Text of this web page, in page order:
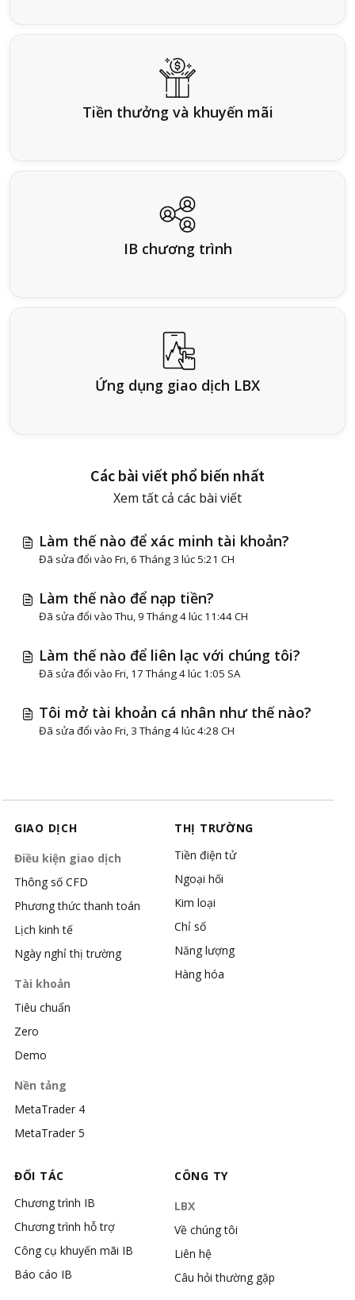
Tiền thưởng và khuyến mãi
IB chương trình
Ứng dụng giao dịch LBX
Các bài viết phổ biến nhất
Xem tất cả các bài viết
Làm thế nào để xác minh tài khoản?
Đã sửa đổi vào Fri, 6 Tháng 3 lúc 5:21 CH
Làm thế nào để nạp tiền?
Đã sửa đổi vào Thu, 9 Tháng 4 lúc 11:44 CH
Làm thế nào để liên lạc với chúng tôi?
Đã sửa đổi vào Fri, 17 Tháng 4 lúc 1:05 SA
Tôi mở tài khoản cá nhân như thế nào?
Đã sửa đổi vào Fri, 3 Tháng 4 lúc 4:28 CH
GIAO DỊCH
Điều kiện giao dịch
Thông số CFD
Phương thức thanh toán
Lịch kinh tế
Ngày nghỉ thị trường
Tài khoản
Tiêu chuẩn
Zero
Demo
Nền tảng
MetaTrader 4
MetaTrader 5
THỊ TRƯỜNG
Tiền điện tử
Ngoại hối
Kim loại
Chỉ số
Năng lượng
Hàng hóa
ĐỐI TÁC
Chương trình IB
Chương trình hỗ trợ
Công cụ khuyến mãi IB
Báo cáo IB
CÔNG TY
LBX
Về chúng tôi
Liên hệ
Câu hỏi thường gặp